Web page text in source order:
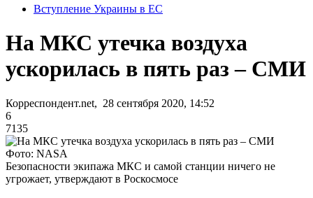
Вступление Украины в ЕС
На МКС утечка воздуха
ускорилась в пять раз – СМИ
Корреспондент.net, 28 сентября 2020, 14:52
6
7135
Фото: NASA
Безопасности экипажа МКС и самой станции ничего не
угрожает, утверждают в Роскосмосе